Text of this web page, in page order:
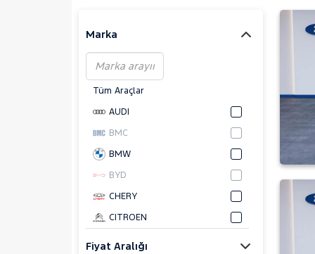
SKODA
Marka
Tüm Araçlar
AUDI
BMC
BMW
BYD
CHERY
CITROEN
Fiyat Aralığı